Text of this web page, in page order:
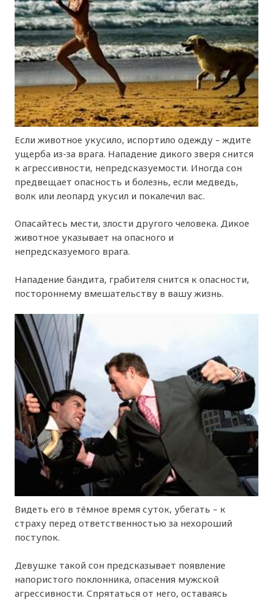
Если животное укусило, испортило одежду – ждите
ущерба из-за врага. Нападение дикого зверя снится
к агрессивности, непредсказуемости. Иногда сон
предвещает опасность и болезнь, если медведь,
волк или леопард укусил и покалечил вас.
Опасайтесь мести, злости другого человека. Дикое
животное указывает на опасного и
непредсказуемого врага.
Нападение бандита, грабителя снится к опасности,
постороннему вмешательству в вашу жизнь.
Видеть его в тёмное время суток, убегать – к
страху перед ответственностью за нехороший
поступок.
Девушке такой сон предсказывает появление
напористого поклонника, опасения мужской
агрессивности. Спрятаться от него, оставаясь